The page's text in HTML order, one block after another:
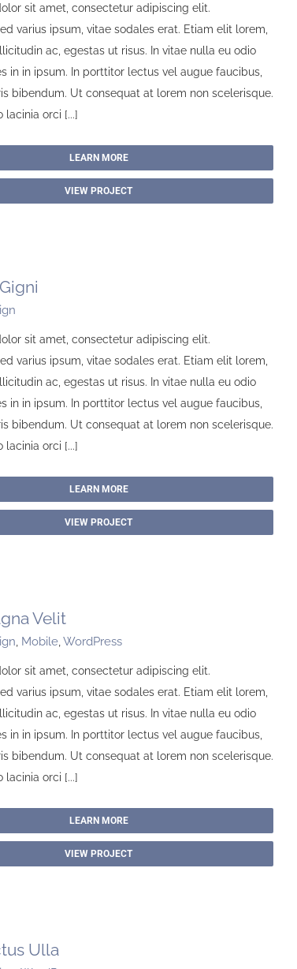
sit amet, consectetur adipiscing elit.
varius ipsum, vitae sodales erat. Etiam elit lorem,
ac, egestas ut risus. In vitae nulla eu odio
in in ipsum. In porttitor lectus vel augue faucibus,
bibendum. Ut consequat at lorem non scelerisque.
lacinia orci [...]
LEARN MORE
VIEW PROJECT
sit amet, consectetur adipiscing elit.
varius ipsum, vitae sodales erat. Etiam elit lorem,
ac, egestas ut risus. In vitae nulla eu odio
in in ipsum. In porttitor lectus vel augue faucibus,
bibendum. Ut consequat at lorem non scelerisque.
lacinia orci [...]
LEARN MORE
VIEW PROJECT
Velit
, Mobile,WordPress
sit amet, consectetur adipiscing elit.
varius ipsum, vitae sodales erat. Etiam elit lorem,
ac, egestas ut risus. In vitae nulla eu odio
in in ipsum. In porttitor lectus vel augue faucibus,
bibendum. Ut consequat at lorem non scelerisque.
lacinia orci [...]
LEARN MORE
VIEW PROJECT
Ulla